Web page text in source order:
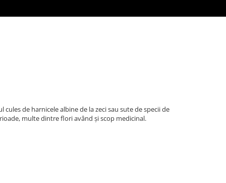
de harnicele albine de la zeci sau sute de specii de
multe dintre flori având și scop medicinal.